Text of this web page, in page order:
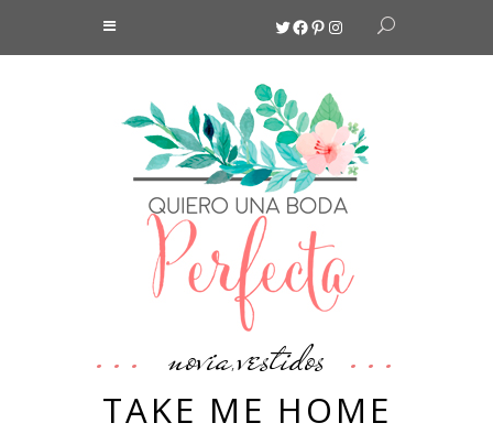
Twitter
Facebook
Pinterest
Instagram
novia,vestidos
TAKE ME HOME